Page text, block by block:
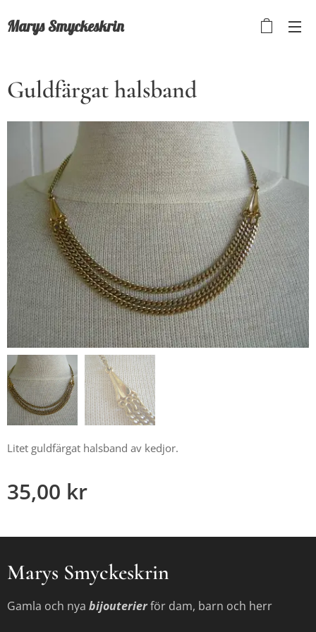
Marys Smyckeskrin
Guldfärgat halsband
Litet guldfärgat halsband av kedjor.
35,00 kr
Marys Smyckeskrin
Gamla och nya bijouterierför dam, barn och herr